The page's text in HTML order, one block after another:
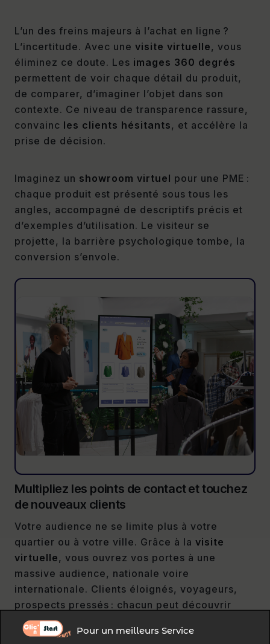
Pour un meilleurs Service
L’un des freins majeurs à l’achat en ligne ?
L’incertitude. Avec une visite virtuelle, vous
éliminez ce doute. Les images 360 degrés
permettent de voir chaque détail du produit,
de comparer, d’imaginer l’objet dans son
contexte. Ce niveau de transparence rassure,
convainc les clients hésitants, et accélère la
prise de décision.
Imaginez un showroom virtuel pour une PME :
chaque produit est présenté sous tous les
angles, accompagné de descriptifs précis et
d’exemples d’utilisation. Le visiteur se
projette, la barrière psychologique tombe, la
conversion s’envole.
Multipliez les points de contact et touchez
de nouveaux clients
Votre audience ne se limite plus à votre
quartier ou à votre ville. Grâce à la visite
virtuelle, vous ouvrez vos portes à une
massive audience, nationale voire
internationale. Clients éloignés, voyageurs,
prospects pressés : chacun peut découvrir
votre univers sans contrainte de temps ou de
déplacement.